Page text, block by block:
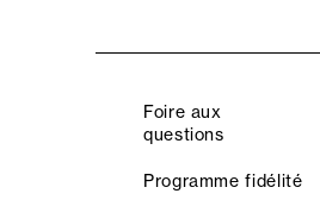
Foire aux
questions
Programme fidélité